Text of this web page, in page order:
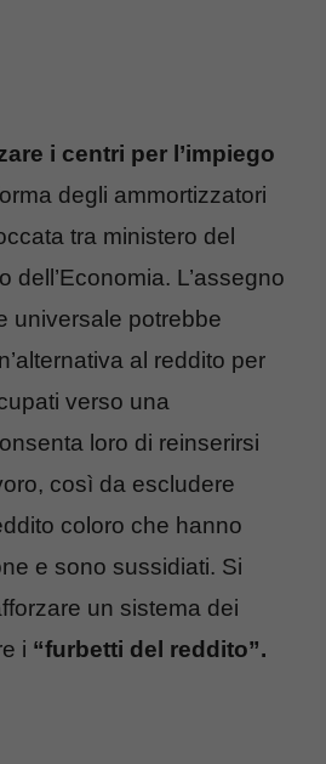
i centri per l’impiego
degli ammortizzatori
tra ministero del
dell’Economia. L’assegno
universale potrebbe
al reddito per
verso una
loro di reinserirsi
così da escludere
coloro che hanno
e sono sussidiati. Si
un sistema dei
i “furbetti del reddito”.